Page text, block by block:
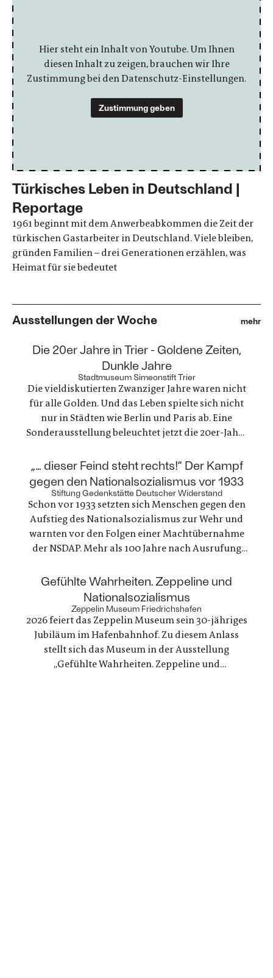
Hier steht ein Inhalt von Youtube. Um Ihnen
diesen Inhalt zu zeigen, brauchen wir Ihre
Zustimmung bei den Datenschutz-Einstellungen.
Zustimmung geben
Türkisches Leben in Deutschland |
Reportage
1961 beginnt mit dem Anwerbeabkommen die Zeit der
türkischen Gastarbeiter in Deutschland. Viele bleiben,
gründen Familien – drei Generationen erzählen, was
Heimat für sie bedeutet
Ausstellungen der Woche mehr
Die 20er Jahre in Trier - Goldene Zeiten,
Dunkle Jahre
Stadtmuseum Simeonstift Trier
Die vieldiskutierten Zwanziger Jahre waren nicht
für alle Golden. Und das Leben spielte sich nicht
nur in Städten wie Berlin und Paris ab. Eine
Sonderausstellung beleuchtet jetzt die 20er-Jahre
Gegenstände zeichnen ein einzigartiges Zeitbild
von Alltagsleben, Architektur, Kunst, Mode und
Technik
„… dieser Feind steht rechts!“ Der Kampf
gegen den Nationalsozialismus vor 1933
Stiftung Gedenkstätte Deutscher Widerstand
Schon vor 1933 setzten sich Menschen gegen den
Aufstieg des Nationalsozialismus zur Wehr und
warnten vor den Folgen einer Machtübernahme
der NSDAP. Mehr als 100 Jahre nach Ausrufung
Gedenkstätte Deutscher Widerstand an dieses
Engagement, das gleichzeitig ein Einsatz für
Demokratie und Menschenrechte war
Gefühlte Wahrheiten. Zeppeline und
Nationalsozialismus
Zeppelin Museum Friedrichshafen
2026 feiert das Zeppelin Museum sein 30-jähriges
Jubiläum im Hafenbahnhof. Zu diesem Anlass
stellt sich das Museum in der Ausstellung
„Gefühlte Wahrheiten. Zeppeline und